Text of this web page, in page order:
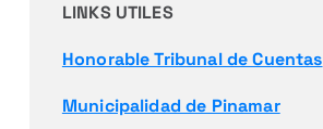
LINKS UTILES
Honorable Tribunal de Cuentas
Municipalidad de Pinamar